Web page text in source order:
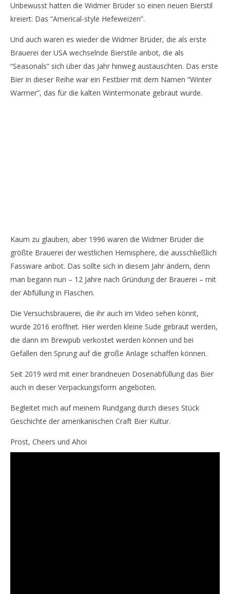
Unbewusst hatten die Widmer Brüder so einen neuen Bierstil
kreiert: Das “Americal-style Hefeweizen”.
Und auch waren es wieder die Widmer Brüder, die als erste
Brauerei der USA wechselnde Bierstile anbot, die als
“Seasonals” sich über das Jahr hinweg austauschten. Das erste
Bier in dieser Reihe war ein Festbier mit dem Namen “Winter
Warmer”, das für die kalten Wintermonate gebraut wurde.
Kaum zu glauben, aber 1996 waren die Widmer Brüder die
größte Brauerei der westlichen Hemisphere, die ausschließlich
Fassware anbot. Das sollte sich in diesem Jahr ändern, denn
man begann nun – 12 Jahre nach Gründung der Brauerei – mit
der Abfüllung in Flaschen.
Die Versuchsbrauerei, die ihr auch im Video sehen könnt,
wurde 2016 eröffnet. Hier werden kleine Sude gebraut werden,
die dann im Brewpub verkostet werden können und bei
Gefallen den Sprung auf die große Anlage schaffen können.
Seit 2019 wird mit einer brandneuen Dosenabfüllung das Bier
auch in dieser Verpackungsform angeboten.
Begleitet mich auf meinem Rundgang durch dieses Stück
Geschichte der amerikanischen Craft Bier Kultur.
Prost, Cheers und Ahoi